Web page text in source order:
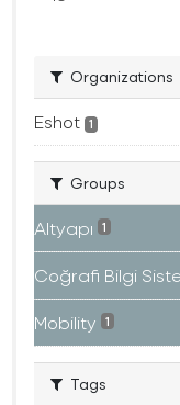
Organizations
Eshot 1
Groups
Altyapı 1
Coğrafi Bilgi
Mobility 1
Tags